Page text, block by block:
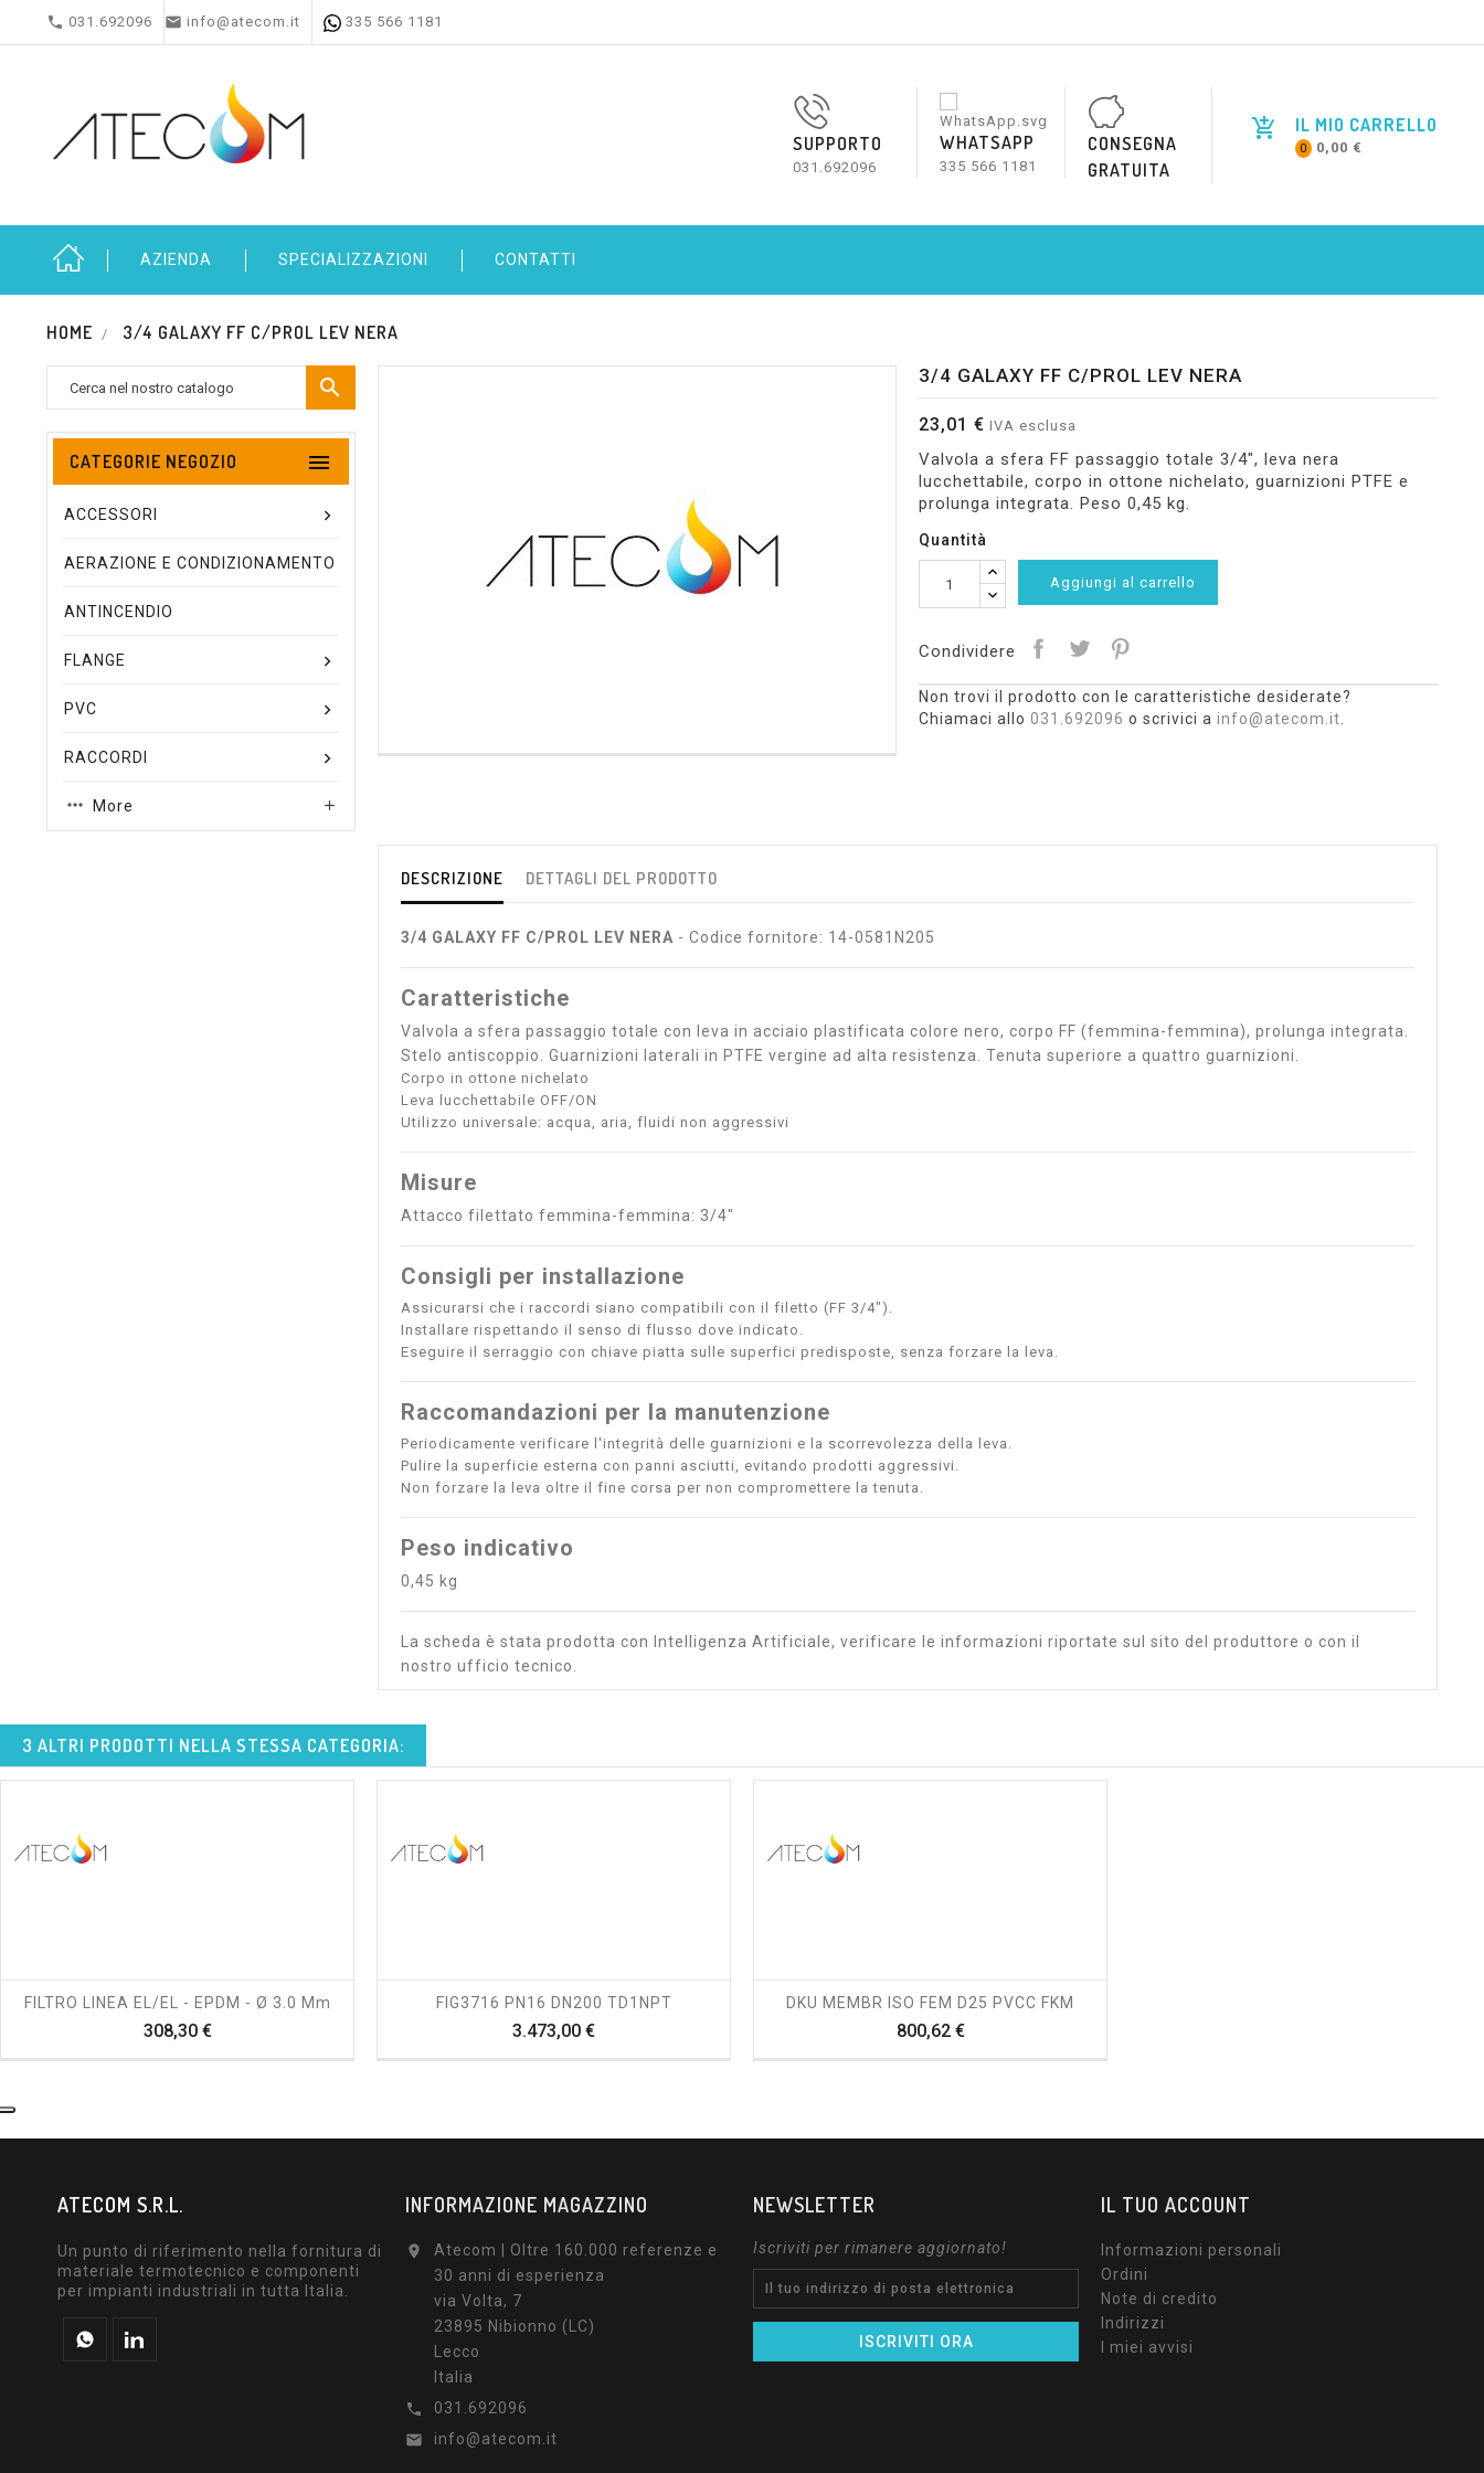
 031.692096  info@atecom.it 335 566 1181
IL MIO CARRELLO
0 0,00 €
SUPPORTO
031.692096
WHATSAPP
335 566 1181
CONSEGNA
GRATUITA
AZIENDA SPECIALIZZAZIONI CONTATTI
HOME 3/4 GALAXY FF C/PROL LEV NERA

CATEGORIE NEGOZIO 
ACCESSORI
AERAZIONE E CONDIZIONAMENTO
ANTINCENDIO
FLANGE
PVC
RACCORDI
More 
3/4 GALAXY FF C/PROL LEV NERA
23,01 € IVA esclusa
Valvola a sfera FF passaggio totale 3/4", leva nera
lucchettabile, corpo in ottone nichelato, guarnizioni PTFE e
prolunga integrata. Peso 0,45 kg.
Quantità
Aggiungi al carrello
Condividere
Non trovi il prodotto con le caratteristiche desiderate?
Chiamaci allo 031.692096 o scrivici a info@atecom.it
DESCRIZIONE DETTAGLI DEL PRODOTTO
3/4 GALAXY FF C/PROL LEV NERA - Codice fornitore: 14-0581N205
Caratteristiche
Valvola a sfera passaggio totale con leva in acciaio plastificata colore nero, corpo FF (femmina-femmina), prolunga integrata.
Stelo antiscoppio. Guarnizioni laterali in PTFE vergine ad alta resistenza. Tenuta superiore a quattro guarnizioni.
Corpo in ottone nichelato
Leva lucchettabile OFF/ON
Utilizzo universale: acqua, aria, fluidi non aggressivi
Misure
Attacco filettato femmina-femmina: 3/4"
Consigli per installazione
Assicurarsi che i raccordi siano compatibili con il filetto (FF 3/4").
Installare rispettando il senso di flusso dove indicato.
Eseguire il serraggio con chiave piatta sulle superfici predisposte, senza forzare la leva.
Raccomandazioni per la manutenzione
Periodicamente verificare l'integrità delle guarnizioni e la scorrevolezza della leva.
Pulire la superficie esterna con panni asciutti, evitando prodotti aggressivi.
Non forzare la leva oltre il fine corsa per non compromettere la tenuta.
Peso indicativo
0,45 kg
La scheda è stata prodotta con Intelligenza Artificiale, verificare le informazioni riportate sul sito del produttore o con il
nostro ufficio tecnico.
3 ALTRI PRODOTTI NELLA STESSA CATEGORIA:
FILTRO LINEA EL/EL - EPDM - Ø 3.0 Mm
308,30 €Prezzo
FIG3716 PN16 DN200 TD1NPT
3.473,00 €Prezzo
DKU MEMBR ISO FEM D25 PVCC FKM
800,62 €Prezzo
ATECOM S.R.L.
Un punto di riferimento nella fornitura di
materiale termotecnico e componenti
per impianti industriali in tutta Italia.
INFORMAZIONE MAGAZZINO

Atecom | Oltre 160.000 referenze e
30 anni di esperienza
via Volta, 7
23895 Nibionno (LC)
Lecco
Italia

031.692096

info@atecom.it
NEWSLETTER
Iscriviti per rimanere aggiornato!
IL TUO ACCOUNT
Informazioni personali
Ordini
Note di credito
Indirizzi
I miei avvisi